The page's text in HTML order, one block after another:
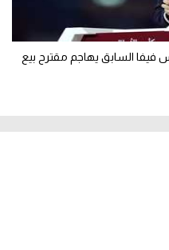
فيفا السابق يهاجم مقترح بيع